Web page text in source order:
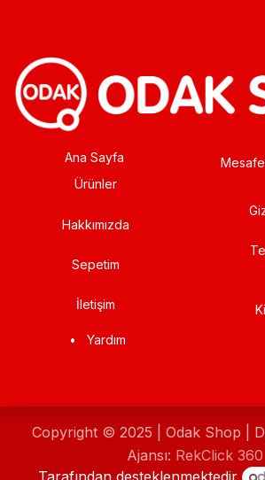
Ana Sayfa
Ürünler
Hakkımızda
Sepetim
İletişim
• Yardım
Copyright © 2025 | Odak Shop |
Ajansı: RekClick 360
Tarafından desteklenmektedir